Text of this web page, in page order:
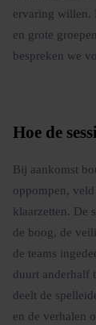
ervaring willen.
en grote
bespreken we
Hoe de
Bij aankomst
oppompen,
klaarzetten. De
de boog, de
de teams
duurt anderhalf
deelt de
en de verhalen